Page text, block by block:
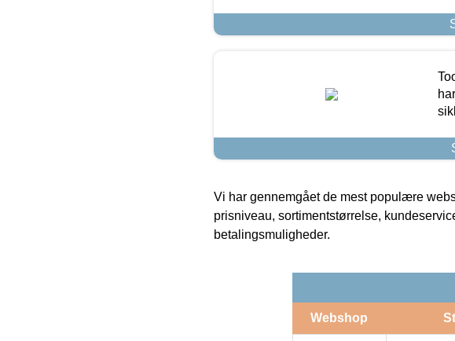
Vi har gennemgået de mest populære
prisniveau, sortimentstørrelse,
betalingsmuligheder.
Webshop